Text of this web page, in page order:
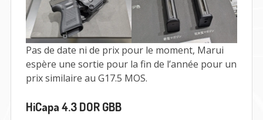
Pas de date ni de prix pour le moment, Marui
espère une sortie pour la fin de l’année pour un
prix similaire au G17.5 MOS.
HiCapa 4.3 DOR GBB